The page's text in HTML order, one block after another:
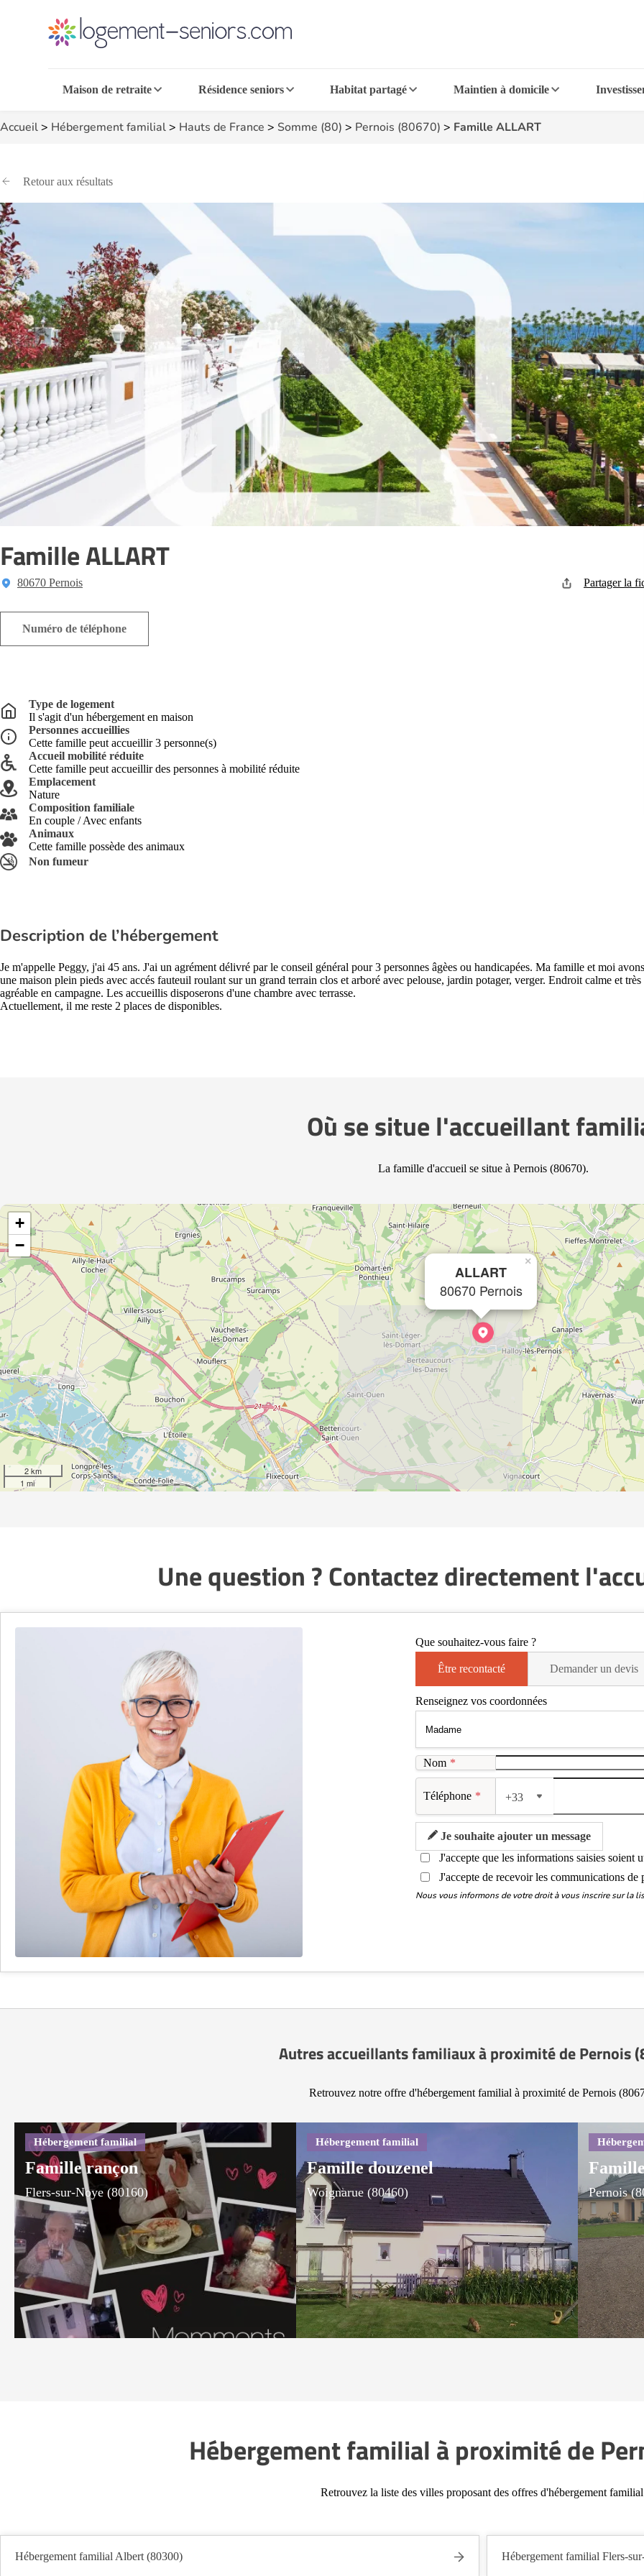
Maison de retraite Résidence seniors Habitat partagé Maintien à domicile
Accueil> Hébergement familial> Hauts de France > Somme (80) > Pernois (80670) > Famille ALLART
Retour aux résultats
Famille ALLART
80670 Pernois Partager la
Numéro de téléphone
Type de logement
Il s'agit d'un hébergement en maison
Personnes accueillies
Cette famille peut accueillir 3 personne(s)
Accueil mobilité réduite
Cette famille peut accueillir des personnes à mobilité réduite
Emplacement
Nature
Composition familiale
En couple / Avec enfants
Animaux
Cette famille possède des animaux
Non fumeur
Description de l’hébergement
Je m'appelle Peggy, j'ai 45 ans. J'ai un agrément délivré par le conseil général pour 3 personnes âgèes ou handicapées. Ma famille et moi avons
une maison plein pieds avec accés fauteuil roulant sur un grand terrain clos et arboré avec pelouse, jardin potager, verger. Endroit calme et très
agréable en campagne. Les accueillis disposerons d'une chambre avec terrasse.
Actuellement, il me reste 2 places de disponibles.
Où se situe l'accueillant
La famille d'accueil se situe à Pernois (80670).
ALLART
80670 Pernois
×
+
−
2 km
1 mi
Une question ? Contactez directement
Que souhaitez-vous faire ?
Être recontacté Demander un devis
Renseignez vos coordonnées
Nom *
Téléphone * +33
Je souhaite ajouter un message
J'accepte que les informations saisies soient
J'accepte de recevoir les communications de
Nous vous informons de votre droit à vous inscrire sur la
Autres accueillants familiaux à proximité de Pernois
Retrouvez notre offre d'hébergement familial à proximité de Pernois
Famille rançon
Flers-sur-Noye (80160)
Famille douzenel
Woignarue (80460) Pernois
Hébergement familial à proximité de
Retrouvez la liste des villes proposant des offres d'hébergement
Hébergement familial Albert (80300) Hébergement familial Flers-